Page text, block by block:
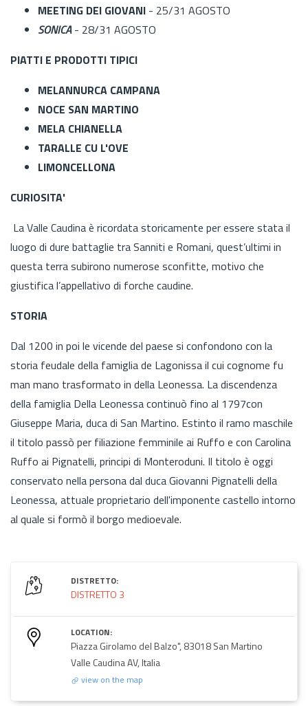
MEETING DEI GIOVANI - 25/31 AGOSTO
SONICA- 28/31 AGOSTO
PIATTI E PRODOTTI TIPICI
MELANNURCA CAMPANA
NOCE SAN MARTINO
MELA CHIANELLA
TARALLE CU L'OVE
LIMONCELLONA
CURIOSITA'
La Valle Caudina è ricordata storicamente per essere stata il
luogo di dure battaglie tra Sanniti e Romani, quest’ultimi in
questa terra subirono numerose sconfitte, motivo che
giustifica l’appellativo di forche caudine.
STORIA
Dal 1200 in poi le vicende del paese si confondono con la
storia feudale della famiglia de Lagonissa il cui cognome fu
man mano trasformato in della Leonessa. La discendenza
della famiglia Della Leonessa continuò fino al 1797con
Giuseppe Maria, duca di San Martino. Estinto il ramo maschile
il titolo passò per filiazione femminile ai Ruffo e con Carolina
Ruffo ai Pignatelli, principi di Monteroduni. Il titolo è oggi
conservato nella persona dal duca Giovanni Pignatelli della
Leonessa, attuale proprietario dell'imponente castello intorno
al quale si formò il borgo medioevale.
DISTRETTO:
DISTRETTO 3
LOCATION:
Piazza Girolamo del Balzo", 83018 San Martino
Valle Caudina AV, Italia
view on the map